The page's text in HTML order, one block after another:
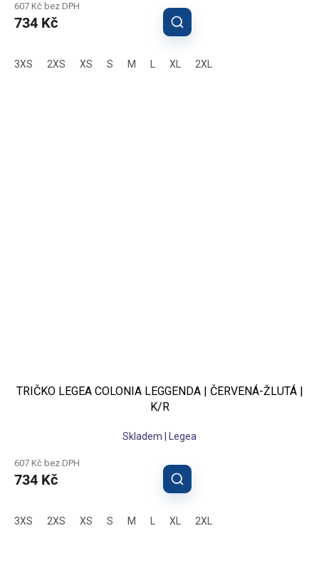
607 Kč bez DPH
734 Kč
3XS 2XS XS S M XL 2XL
TRIČKO LEGEA COLONIA LEGGENDA | ČERVENÁ-ŽLUTÁ |
K/R
Skladem | Legea
607 Kč bez DPH
734 Kč
3XS 2XS XS S M XL 2XL